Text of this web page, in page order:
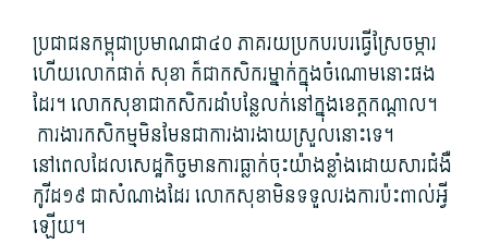
ប្រជាជន​កម្ពុជា​ប្រមាណ​ជា៤០ ភាគរយ​ប្រកបរបរ​ធ្វើស្រែ​ចម្ការ
ហើយ​លោក​ផាត់ សុខា ក៏​ជា​កសិករ​ម្នាក់​ក្នុងចំណោម​នោះ​ផង​
ដែរ។ លោក​សុខា​ជា​កសិករ​ដាំ​បន្លែ​លក់​នៅក្នុង​ខេត្តកណ្តាល។
ការងារ​កសិកម្ម​មិនមែន​ជា​ការងារ​ងាយស្រួល​នោះ​ទេ។
នៅពេល​ដែល​សេដ្ឋកិច្ច​មានការ​ធ្លាក់ចុះ​យ៉ាង​ខ្លាំង​ដោយសារ​ជំងឺ​
កូ​វីដ១៩ ជា​សំណាង​ដែរ លោក​សុខា​មិន​ទទួលរង​ការ​ប៉ះពាល់​អ្វី​
ឡើយ។